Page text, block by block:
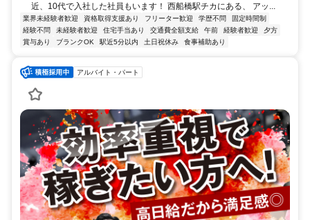
近、10代で入社した社員もいます！ 西船橋駅チカにある、 アッ...
業界未経験者歓迎 資格取得支援あり フリーター歓迎 学歴不問
固定時間制
経験不問
未経験者歓迎 住宅手当あり 交通費全額支給 午前 経験者歓迎
夕方
賞与あり
ブランクOK 駅近5分以内 土日祝休み 食事補助あり
アルバイト・パート